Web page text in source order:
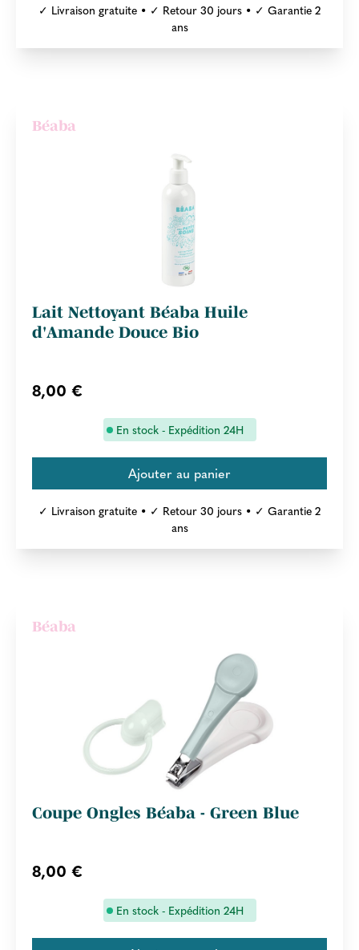
✓ Livraison gratuite • ✓ Retour 30 jours • ✓ Garantie 2
ans
Béaba
Lait Nettoyant Béaba Huile
d'Amande Douce Bio
8,00 €
En stock - Expédition 24H
✓ Livraison gratuite • ✓ Retour 30 jours • ✓ Garantie 2
ans
Béaba
Coupe Ongles Béaba - Green Blue
8,00 €
En stock - Expédition 24H